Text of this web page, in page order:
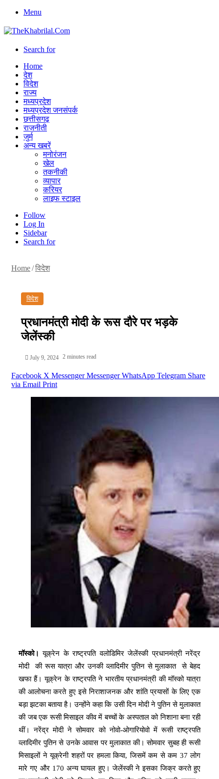
Menu
Search for
Home
देश
विदेश
राज्य
मध्यप्रदेश
मध्यप्रदेश जनसंपर्क
छत्तीसगढ़
राजनीती
जुर्म
अन्य खबरें
मनोरंजन
खेल
तकनीकी
व्यापार
करियर
लाइफ स्टाइल
Follow
Log In
Sidebar
Search for
Home/विदेश
विदेश
प्रधानमंत्री मोदी के रूस दौरे पर भड़के
जेलेंस्की
July 9, 2024 2 minutes read
Facebook X Messenger Messenger WhatsApp Telegram Share
via Email Print
मॉस्को।यूक्रेन के राष्ट्रपति वलोडिमिर जेलेंस्की प्रधानमंत्री नरेंद्र
मोदी की रूस यात्रा और उनकी व्लादिमीर पुतिन से मुलाकात से बेहद
खफा हैं। यूक्रेन के राष्ट्रपति ने भारतीय प्रधानमंत्री की मॉस्को यात्रा
की आलोचना करते हुए इसे निराशाजनक और शांति प्रयासों के लिए एक
बड़ा झटका बताया है। उन्होंने कहा कि उसी दिन मोदी ने पुतिन से मुलाकात
की जब एक रूसी मिसाइल कीव में बच्चों के अस्पताल को निशाना बना रही
थीं। नरेंद्र मोदी ने सोमवार को नोवो-ओगारियोवो में रूसी राष्ट्रपति
व्लादिमीर पुतिन से उनके आवास पर मुलाकात की। सोमवार सुबह ही रूसी
मिसाइलों ने यूक्रेनी शहरों पर हमला किया, जिसमें कम से कम 37 लोग
मारे गए और 170 अन्य घायल हुए। जेलेंस्की ने इसका जिक्र करते हुए